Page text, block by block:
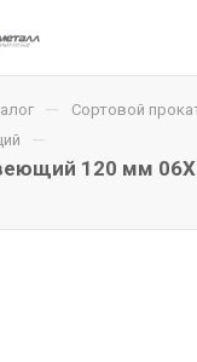
— Сортовой
—
120 мм